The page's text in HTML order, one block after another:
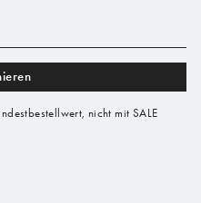
nicht mit SALE